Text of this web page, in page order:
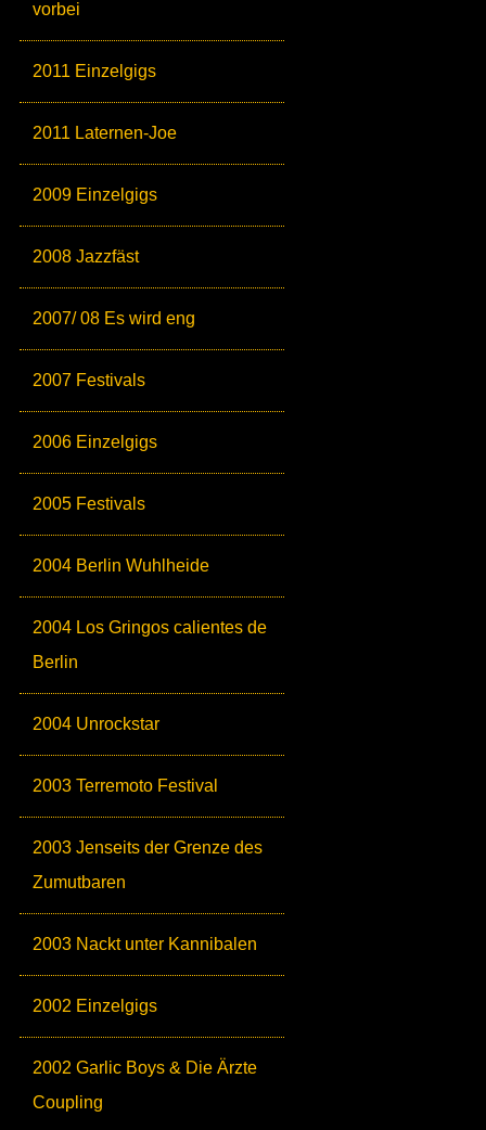
vorbei
2011 Einzelgigs
2011 Laternen-Joe
2009 Einzelgigs
2008 Jazzfäst
2007/ 08 Es wird eng
2007 Festivals
2006 Einzelgigs
2005 Festivals
2004 Berlin Wuhlheide
2004 Los Gringos calientes de
Berlin
2004 Unrockstar
2003 Terremoto Festival
2003 Jenseits der Grenze des
Zumutbaren
2003 Nackt unter Kannibalen
2002 Einzelgigs
2002 Garlic Boys & Die Ärzte
Coupling